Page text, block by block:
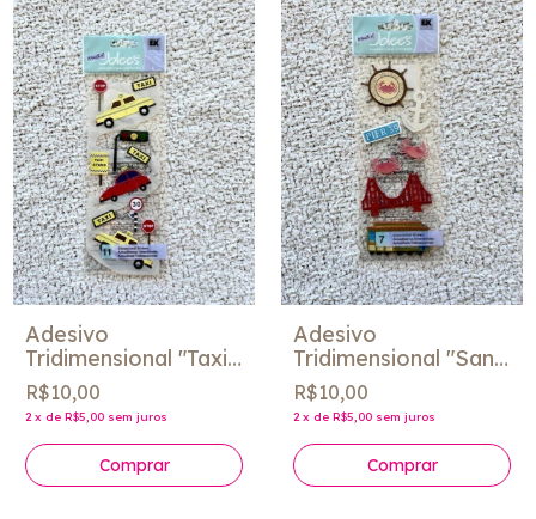
Adesivo
Tridimensional "Taxi
Ride" - Jolee´s
R$10,00
2 x de R$5,00 sem juros
Adesivo
Tridimensional "San
Francisco" - Jolee´s
R$10,00
2 x de R$5,00 sem juros